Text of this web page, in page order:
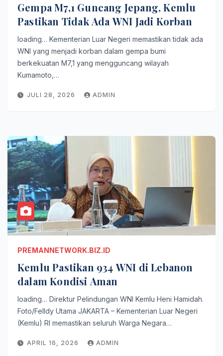
Gempa M7,1 Guncang Jepang, Kemlu
Pastikan Tidak Ada WNI Jadi Korban
loading… Kementerian Luar Negeri memastikan tidak ada
WNI yang menjadi korban dalam gempa bumi
berkekuatan M7,1 yang mengguncang wilayah
Kumamoto,…
JULI 28, 2026 ADMIN
PREMANNETWORK.BIZ.ID
Kemlu Pastikan 934 WNI di Lebanon
dalam Kondisi Aman
loading… Direktur Pelindungan WNI Kemlu Heni Hamidah.
Foto/Felldy Utama JAKARTA – Kementerian Luar Negeri
(Kemlu) RI memastikan seluruh Warga Negara…
APRIL 16, 2026 ADMIN